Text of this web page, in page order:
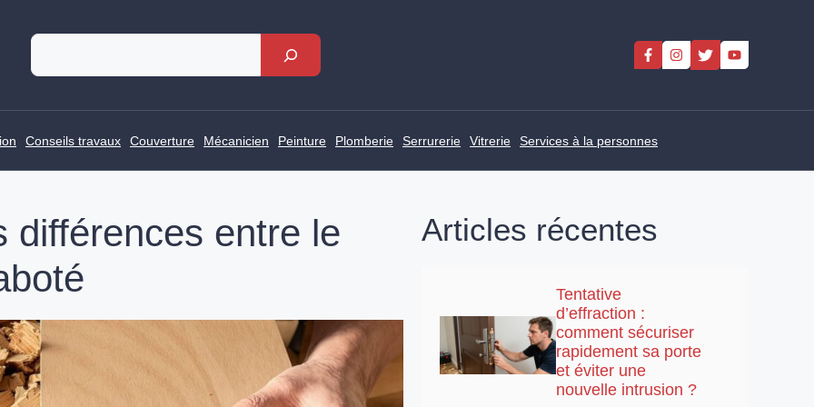
Rechercher
Conseils travaux Couverture Mécanicien Peinture Plomberie Serrurerie Vitrerie Services à la personnes
différences entre le
Articles récentes
Tentative
d’effraction :
comment sécuriser
rapidement sa porte
et éviter une
nouvelle intrusion ?